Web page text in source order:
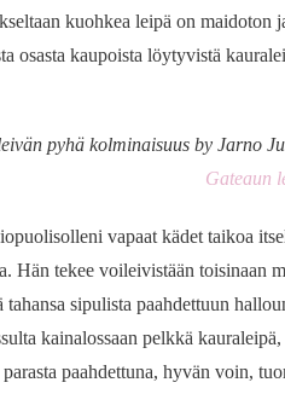
kuohkea leipä on maidoton
osasta kaupoista löytyvistä
pyhä kolminaisuus by Jarno
Gateaun
vapaat kädet taikoa
Hän tekee voileivistään toisinaan
tahansa sipulista paahdettuun
kainalossaan pelkkä
paahdettuna, hyvän voin,